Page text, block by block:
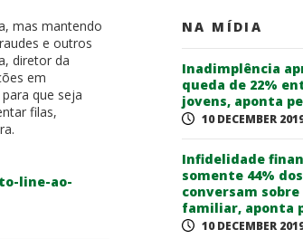
mas mantendo
e outros
diretor da
em
que seja
filas,
line-ao-
NA MÍDIA
Inadimplência
queda de 22%
jovens, aponta
10 DECEMBER
Infidelidade
somente 44%
conversam
familiar, aponta
10 DECEMBER